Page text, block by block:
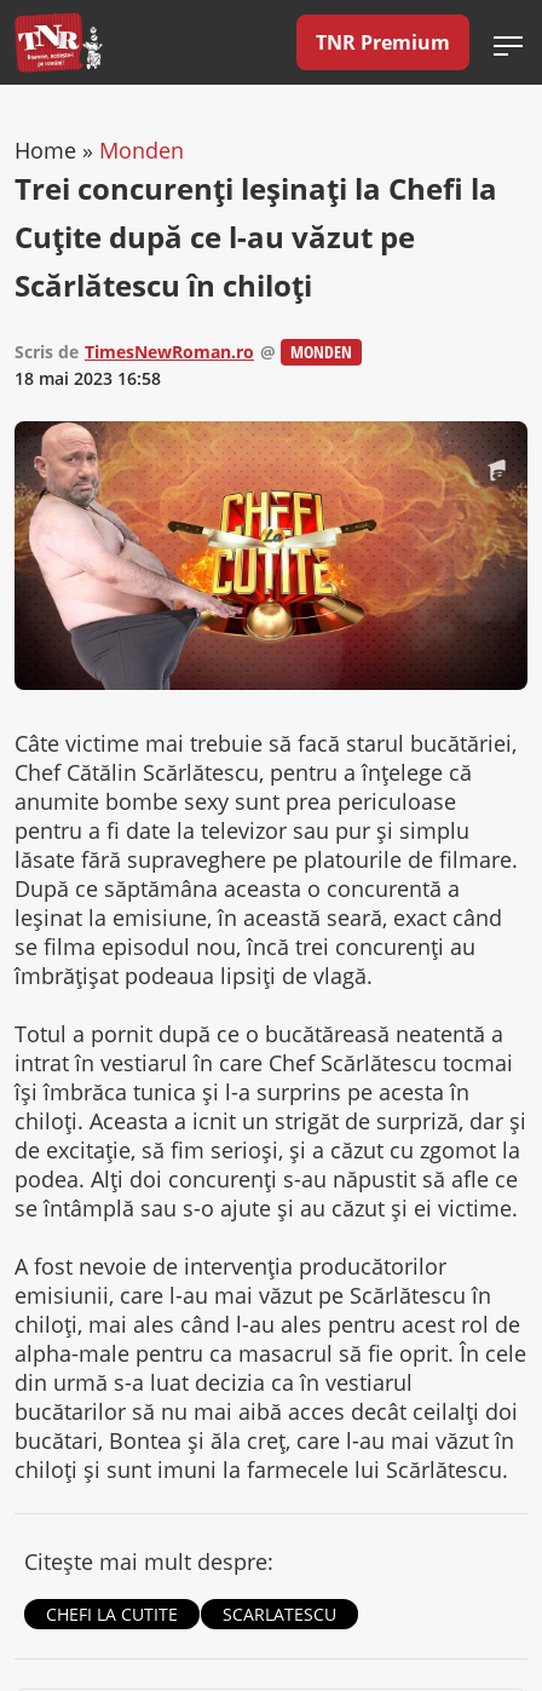
TNR Premium
Home » Monden
Trei concurenți leșinați la Chefi la
Cuțite după ce l-au văzut pe
Scărlătescu în chiloți
Scris de TimesNewRoman.ro @
MONDEN
18 mai 2023 16:58
Câte victime mai trebuie să facă starul bucătăriei,
Chef Cătălin Scărlătescu, pentru a înțelege că
anumite bombe sexy sunt prea periculoase
pentru a fi date la televizor sau pur și simplu
lăsate fără supraveghere pe platourile de filmare.
După ce săptămâna aceasta o concurentă a
leșinat la emisiune, în această seară, exact când
se filma episodul nou, încă trei concurenți au
îmbrățișat podeaua lipsiți de vlagă.
Totul a pornit după ce o bucătăreasă neatentă a
intrat în vestiarul în care Chef Scărlătescu tocmai
își îmbrăca tunica și l-a surprins pe acesta în
chiloți. Aceasta a icnit un strigăt de surpriză, dar și
de excitație, să fim serioși, și a căzut cu zgomot la
podea. Alți doi concurenți s-au năpustit să afle ce
se întâmplă sau s-o ajute și au căzut și ei victime.
A fost nevoie de intervenția producătorilor
emisiunii, care l-au mai văzut pe Scărlătescu în
chiloți, mai ales când l-au ales pentru acest rol de
alpha-male pentru ca masacrul să fie oprit. În cele
din urmă s-a luat decizia ca în vestiarul
bucătarilor să nu mai aibă acces decât ceilalți doi
bucătari, Bontea și ăla creț, care l-au mai văzut în
chiloți și sunt imuni la farmecele lui Scărlătescu.
Citește mai mult despre:
CHEFI LA CUTITE SCARLATESCU